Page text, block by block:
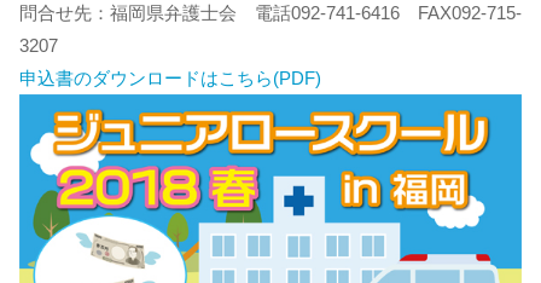
問合せ先：福岡県弁護士会 電話092-741-6416 FAX092-715-
3207
申込書のダウンロードはこちら(PDF)